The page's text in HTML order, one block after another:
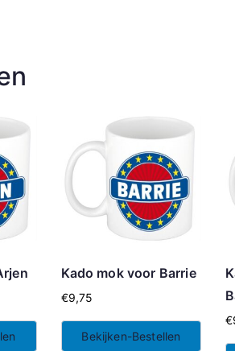
Kado mok voor Barrie
€9,75
Bekijken-Bestellen
€